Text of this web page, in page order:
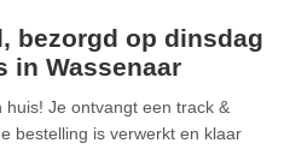
bezorgd op dinsdag
in Wassenaar
huis! Je ontvangt een track &
bestelling is verwerkt en klaar